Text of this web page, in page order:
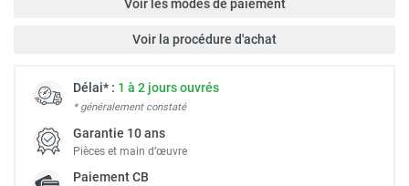
Voir les modes de paiement
Voir la procédure d'achat
Délai* : 1 à 2 jours ouvrés
* généralement constaté
Garantie 10 ans
Pièces et main d’œuvre
PaiementCB